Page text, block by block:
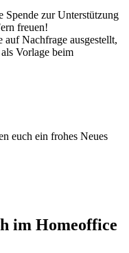
Spende zur Unterstützung
freuen!
auf Nachfrage ausgestellt,
Vorlage beim
euch ein frohes Neues
im Homeoffice